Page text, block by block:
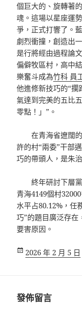
個巨大的、旋轉著
魂。這場以星座運
爭，正式打響了。
劇烈衝撞，創造出
是行將經由過程論
偏僻牧區村，高中
樂奮斗成為竹科 員
他進修新技巧的“
氣達到完美的五比
零點！」”。
在青海省遼闊
許的村“兩委”干部
巧的帶頭人，是朱
終年研討下層
青海4149個村
水平占80.12%，任
巧”的題目廣泛存
要害原因。
發
2026 年 2 月 5 日
發佈留言